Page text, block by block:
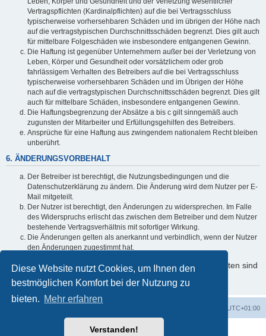
Diese Website nutzt Cookies, um Ihnen den
bestmöglichen Komfort bei der Nutzung zu
bieten. Mehr erfahren
Verstanden!
Vertragspflichten (Kardinalpflichten) auf die bei Vertragsschluss
typischerweise vorhersehbaren Schäden und im übrigen der Höhe nach
auf die vertragstypischen Durchschnittsschäden begrenzt. Dies gilt auch
für mittelbare Folgeschäden wie insbesondere entgangenen Gewinn.
Die Haftung ist gegenüber Unternehmern außer bei der Verletzung von
Leben, Körper und Gesundheit oder vorsätzlichem oder grob
fahrlässigem Verhalten des Betreibers auf die bei Vertragsschluss
typischerweise vorhersehbaren Schäden und im Übrigen der Höhe
nach auf die vertragstypischen Durchschnittsschäden begrenzt. Dies gilt
auch für mittelbare Schäden, insbesondere entgangenen Gewinn.
Die Haftungsbegrenzung der Absätze a bis c gilt sinngemäß auch
zugunsten der Mitarbeiter und Erfüllungsgehilfen des Betreibers.
Ansprüche für eine Haftung aus zwingendem nationalem Recht bleiben
unberührt.
6. ÄNDERUNGSVORBEHALT
Der Betreiber ist berechtigt, die Nutzungsbedingungen und die
Datenschutzerklärung zu ändern. Die Änderung wird dem Nutzer per E-
Mail mitgeteilt.
Der Nutzer ist berechtigt, den Änderungen zu widersprechen. Im Falle
des Widerspruchs erlischt das zwischen dem Betreiber und dem Nutzer
bestehende Vertragsverhältnis mit sofortiger Wirkung.
Die Änderungen gelten als anerkannt und verbindlich, wenn der Nutzer
den Änderungen zugestimmt hat.
Informationen über den Umgang mit Ihren persönlichen Daten sind
in der Datenschutzerklärung enthalten.
UTC+01:00
Powered byphpBB® Forum Software © phpBB Limited